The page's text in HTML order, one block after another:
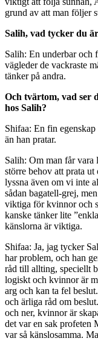
grund av att man följer
Salih, vad tycker du
Salih: En underbar och
vägleder de vackraste
tänker på andra.
Och tvärtom, vad ser
hos Salih?
Shifaa: En fin
än han pratar.
Salih: Om man får vara
större behov att prata
lyssna även om vi inte
sådan bagatell-grej,
viktiga för kvinnor och
kanske tänker lite
känslorna är viktiga.
Shifaa: Ja, jag tycker
har problem, och han
råd till allting, speciellt
logiskt och kvinnor är
arg och kan ta fel
och ärliga råd om
och ner, kvinnor är
det var en sak profeten
var så känslosamma.